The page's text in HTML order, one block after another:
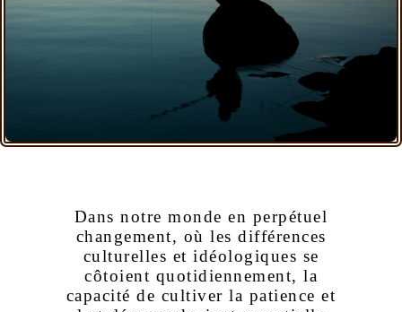
Dans notre monde en perpétuel
changement, où les différences
culturelles et idéologiques se
côtoient quotidiennement, la
capacité de cultiver la patience et